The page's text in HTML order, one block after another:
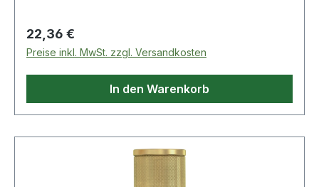
Regulärer Preis:
22,36 €
Preise inkl. MwSt. zzgl. Versandkosten
In den Warenkorb